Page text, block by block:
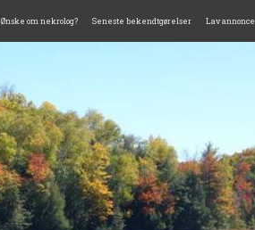
Ønske om nekrolog? Seneste bekendtgørelser Lav annonce